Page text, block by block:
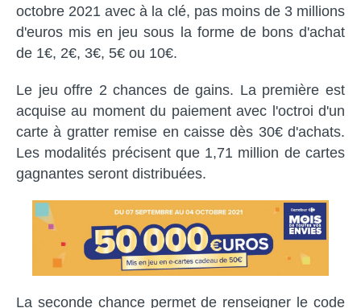
octobre 2021 avec à la clé, pas moins de 3 millions
d'euros mis en jeu sous la forme de bons d'achat
de 1€, 2€, 3€, 5€ ou 10€.
Le jeu offre 2 chances de gains. La première est
acquise au moment du paiement avec l'octroi d'un
carte à gratter remise en caisse dès 30€ d'achats.
Les modalités précisent que 1,71 million de cartes
gagnantes seront distribuées.
La seconde chance permet de renseigner le code